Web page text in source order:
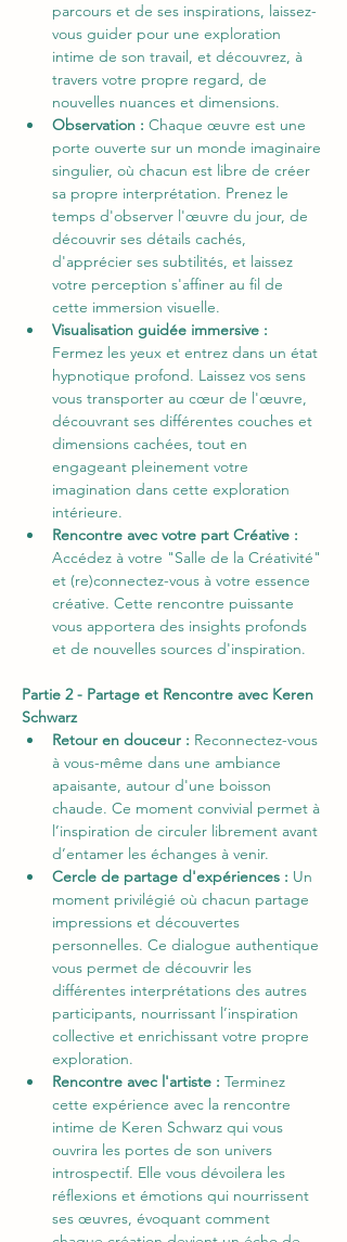
parcours et de ses inspirations, laissez-
vous guider pour une exploration
intime de son travail, et découvrez, à
travers votre propre regard, de
nouvelles nuances et dimensions.
Observation : Chaque œuvre est une
porte ouverte sur un monde imaginaire
singulier, où chacun est libre de créer
sa propre interprétation. Prenez le
temps d'observer l'œuvre du jour, de
découvrir ses détails cachés,
d'apprécier ses subtilités, et laissez
votre perception s'affiner au fil de
cette immersion visuelle.
Visualisation guidée immersive :
Fermez les yeux et entrez dans un état
hypnotique profond. Laissez vos sens
vous transporter au cœur de l'œuvre,
découvrant ses différentes couches et
dimensions cachées, tout en
engageant pleinement votre
imagination dans cette exploration
intérieure.
Rencontre avec votre part Créative :
Accédez à votre "Salle de la Créativité"
et (re)connectez-vous à votre essence
créative. Cette rencontre puissante
vous apportera des insights profonds
et de nouvelles sources d'inspiration.
Partie 2 - Partage et Rencontre avec Keren
Schwarz
Retour en douceur : Reconnectez-vous
à vous-même dans une ambiance
apaisante, autour d'une boisson
chaude. Ce moment convivial permet à
l’inspiration de circuler librement avant
d’entamer les échanges à venir.
Cercle de partage d'expériences : Un
moment privilégié où chacun partage
impressions et découvertes
personnelles. Ce dialogue authentique
vous permet de découvrir les
différentes interprétations des autres
participants, nourrissant l’inspiration
collective et enrichissant votre propre
exploration.
Rencontre avec l'artiste : Terminez
cette expérience avec la rencontre
intime de Keren Schwarz qui vous
ouvrira les portes de son univers
introspectif. Elle vous dévoilera les
réflexions et émotions qui nourrissent
ses œuvres, évoquant comment